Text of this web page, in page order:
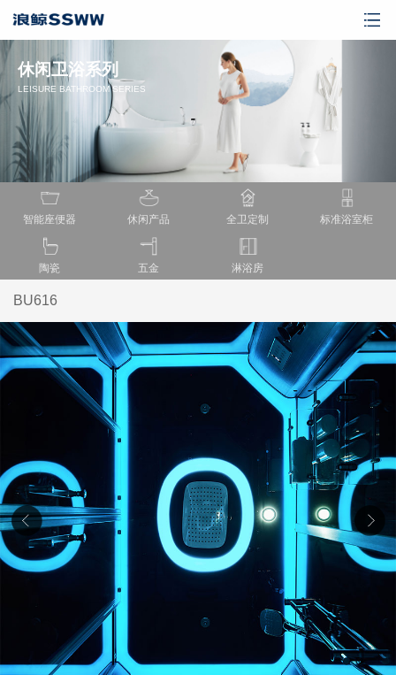
休闲卫浴系列
LEISURE BATHROOM SERIES
智能座便器 休闲产品 全卫定制 标准浴室柜
陶瓷 五金 淋浴房
BU616